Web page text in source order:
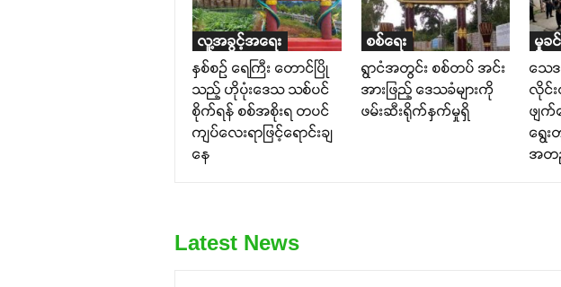
လူ့အခွင့်အရေး
နှစ်စဉ် ရေကြီး တောင်ပြို
သည့် ဟိုပုံးဒေသ သစ်ပင်
စိုက်ရန် စစ်အစိုးရ တပင်
ကျပ်လေးရာဖြင့်ရောင်းချ
နေ
စစ်ရေး
ရွာငံအတွင်း စစ်တပ် အင်း
အားဖြည့် ဒေသခံများကို
ဖမ်းဆီးရိုက်နှက်မှုရှိ
မှုခင်
သေ
လိုင်
ဖျက်
ရွေ
အတ
Latest News